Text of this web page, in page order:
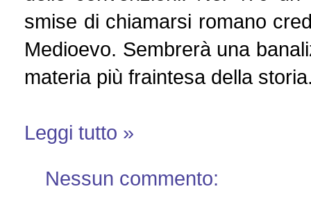
smise di chiamarsi romano
Medioevo. Sembrerà una
materia più fraintesa della
Leggi tutto »
Nessun commento: